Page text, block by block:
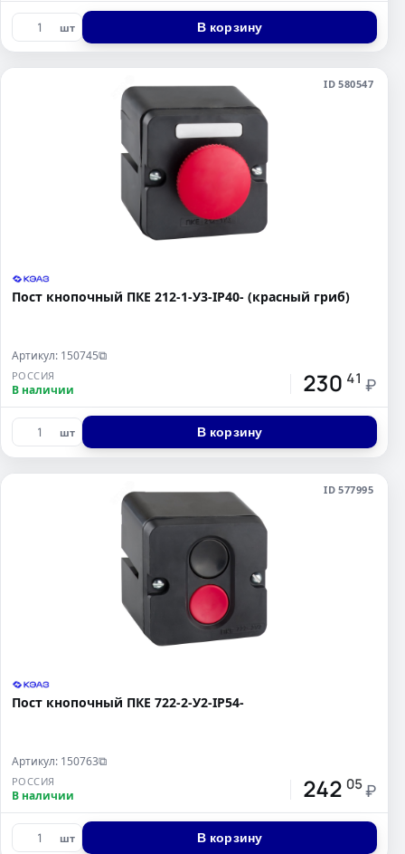
шт В корзину
ID 580547
Пост кнопочный ПКЕ 212-1-У3-IP40- (красный гриб)
Артикул: 150745⧉
РОССИЯ
В наличии 230 41 ₽
шт В корзину
ID 577995
Пост кнопочный ПКЕ 722-2-У2-IP54-
Артикул: 150763⧉
РОССИЯ
В наличии 242 05 ₽
шт В корзину